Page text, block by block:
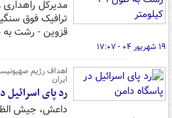
مدیرکل
قزوین - رشت به طول ۲۹
۱۹ شهریور ۰۴ - ۱۷:۰۷
اهداف رژیم
ایران
رد پای اسرائیل
داعش، جیش